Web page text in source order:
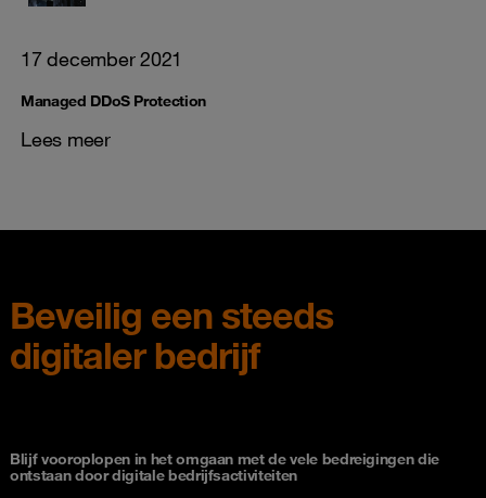
17 december 2021
Managed DDoS Protection
Lees meer
Beveilig een steeds
digitaler bedrijf
Blijf vooroplopen in het omgaan met de vele bedreigingen die
ontstaan door digitale bedrijfsactiviteiten